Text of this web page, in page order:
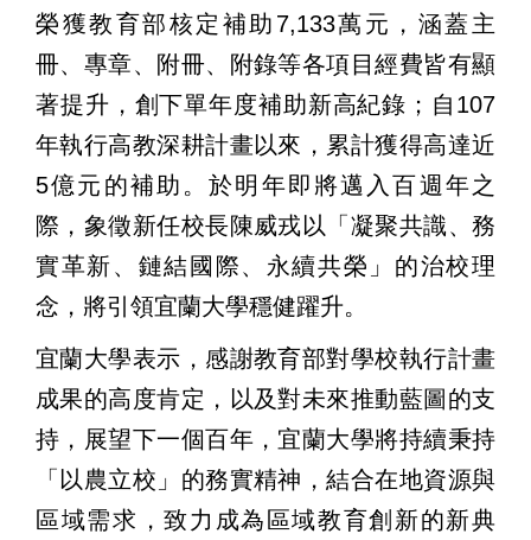
榮獲教育部核定補助7,133萬元，涵蓋主
冊、專章、附冊、附錄等各項目經費皆有顯
著提升，創下單年度補助新高紀錄；自107
年執行高教深耕計畫以來，累計獲得高達近
5億元的補助。於明年即將邁入百週年之
際，象徵新任校長陳威戎以「凝聚共識、務
實革新、鏈結國際、永續共榮」的治校理
念，將引領宜蘭大學穩健躍升。
宜蘭大學表示，感謝教育部對學校執行計畫
成果的高度肯定，以及對未來推動藍圖的支
持，展望下一個百年，宜蘭大學將持續秉持
「以農立校」的務實精神，結合在地資源與
區域需求，致力成為區域教育創新的新典